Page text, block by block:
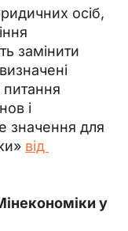
осіб,
замінити
і
значення для
від
у